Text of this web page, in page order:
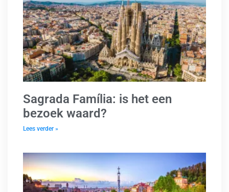
Sagrada Família: is het een
bezoek waard?
Lees verder »